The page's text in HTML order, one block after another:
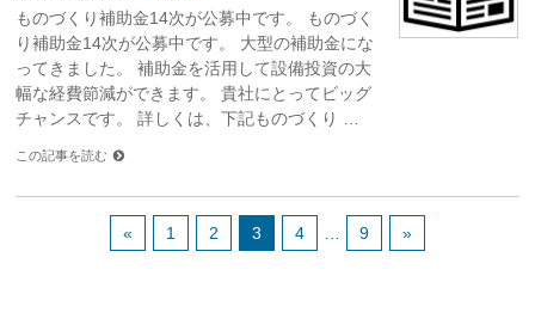
ものづくり補助金14次が公募中です。 ものづく
り補助金14次が公募中です。 大型の補助金にな
ってきました。 補助金を活用して設備投資の大
幅な経費節減ができます。 貴社にとってビッグ
チャンスです。 詳しくは、下記ものづくり …
この記事を読む
« 1 2 3 4 9 »